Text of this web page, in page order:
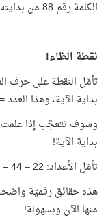
الكلمة رقم 88 من بدايته!
نقطة الظاء!
بداية الآية، وهذا العدد = 22 × 2
بداية الآية!
تأمّل الأعداد: 22 – 44 – 66 – 88
هذه حقائق رقميّة
منها الآن وبسهولة!